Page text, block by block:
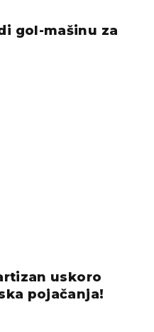
gol-mašinu za
uskoro
pojačanja!